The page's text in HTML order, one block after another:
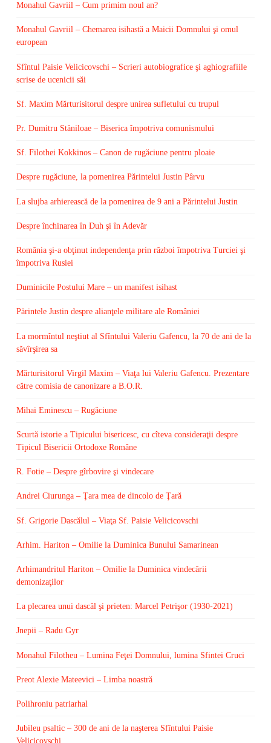
Monahul Gavriil – Cum primim noul an?
Monahul Gavriil – Chemarea isihastă a Maicii Domnului şi omul
european
Sfîntul Paisie Velicicovschi – Scrieri autobiografice şi aghiografiile
scrise de ucenicii săi
Sf. Maxim Mărturisitorul despre unirea sufletului cu trupul
Pr. Dumitru Stăniloae – Biserica împotriva comunismului
Sf. Filothei Kokkinos – Canon de rugăciune pentru ploaie
Despre rugăciune, la pomenirea Părintelui Justin Pârvu
La slujba arhierească de la pomenirea de 9 ani a Părintelui Justin
Despre închinarea în Duh şi în Adevăr
România şi-a obţinut independenţa prin război împotriva Turciei şi
împotriva Rusiei
Duminicile Postului Mare – un manifest isihast
Părintele Justin despre alianţele militare ale României
La mormîntul neştiut al Sfîntului Valeriu Gafencu, la 70 de ani de la
săvîrşirea sa
Mărturisitorul Virgil Maxim – Viaţa lui Valeriu Gafencu. Prezentare
către comisia de canonizare a B.O.R.
Mihai Eminescu – Rugăciune
Scurtă istorie a Tipicului bisericesc, cu cîteva consideraţii despre
Tipicul Bisericii Ortodoxe Române
R. Fotie – Despre gîrbovire şi vindecare
Andrei Ciurunga – Ţara mea de dincolo de Ţară
Sf. Grigorie Dascălul – Viaţa Sf. Paisie Velicicovschi
Arhim. Hariton – Omilie la Duminica Bunului Samarinean
Arhimandritul Hariton – Omilie la Duminica vindecării
demonizaţilor
La plecarea unui dascăl şi prieten: Marcel Petrişor (1930-2021)
Jnepii – Radu Gyr
Monahul Filotheu – Lumina Feţei Domnului, lumina Sfintei Cruci
Preot Alexie Mateevici – Limba noastră
Polihroniu patriarhal
Jubileu psaltic – 300 de ani de la naşterea Sfîntului Paisie
Velicicovschi